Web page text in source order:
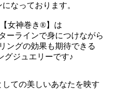
なっております。
女神巻き®】は
ーラインで身につけながら
ングの効果も期待できる
グジュエリーです♪
ての美しいあなたを映す